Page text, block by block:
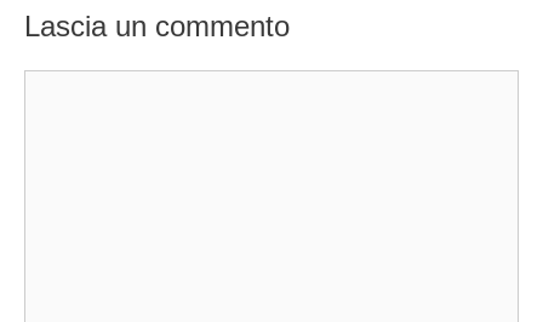
Lascia un commento